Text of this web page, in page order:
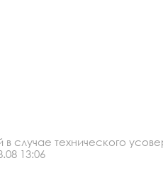
случае технического
13:06